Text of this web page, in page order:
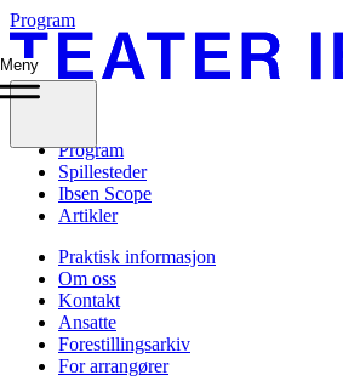
Program
Meny
Program
Spillesteder
Ibsen Scope
Artikler
Praktisk informasjon
Om oss
Kontakt
Ansatte
Forestillingsarkiv
For arrangører